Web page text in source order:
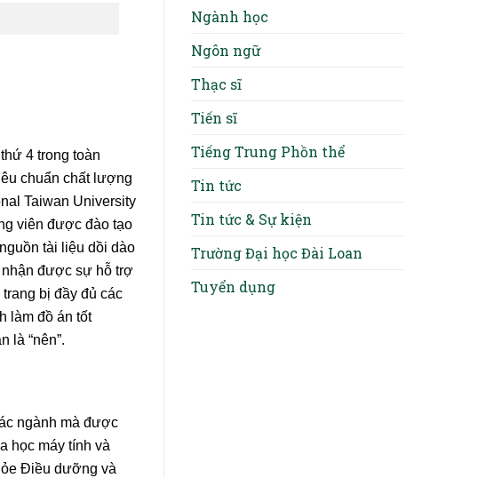
4 trong toàn
chuẩn chất lượng
Taiwan University
viên được đào tạo
tài liệu dồi dào
nhận được sự hỗ trợ
bị đầy đủ các
làm đồ án tốt
là “nên”.
ngành mà được
học máy tính và
Điều dưỡng và
Ngành học
Ngôn ngữ
Thạc sĩ
Tiến sĩ
Tiếng Trung Phồn thể
Tin tức
Tin tức & Sự kiện
Trường Đại học Đài Loan
Tuyển dụng